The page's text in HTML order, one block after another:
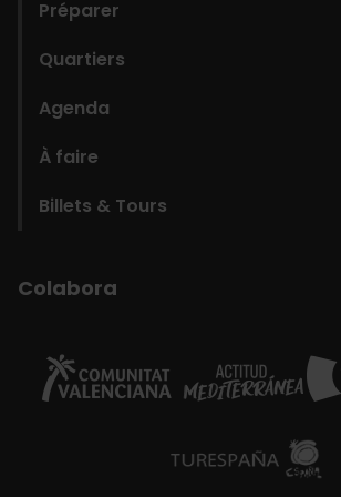
Préparer
Quartiers
Agenda
À faire
Billets & Tours
Colabora